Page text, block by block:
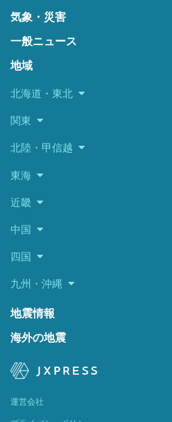
気象・災害
一般ニュース
地域
北海道・東北
関東
北陸・甲信越
東海
近畿
中国
四国
九州・沖縄
地震情報
海外の地震
運営会社